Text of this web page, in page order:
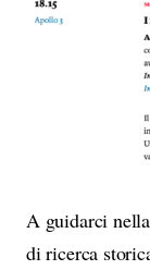
A guidarci
di ricerca